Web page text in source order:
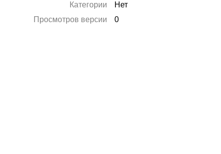
Категории
Нет
Просмотров версии
0